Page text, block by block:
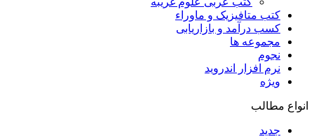
کتب متافیزیک و ماوراء
کسب درآمد و بازاریابی
مجموعه ها
نجوم
نرم افزار اندروید
ویژه
انواع مطالب
جدید